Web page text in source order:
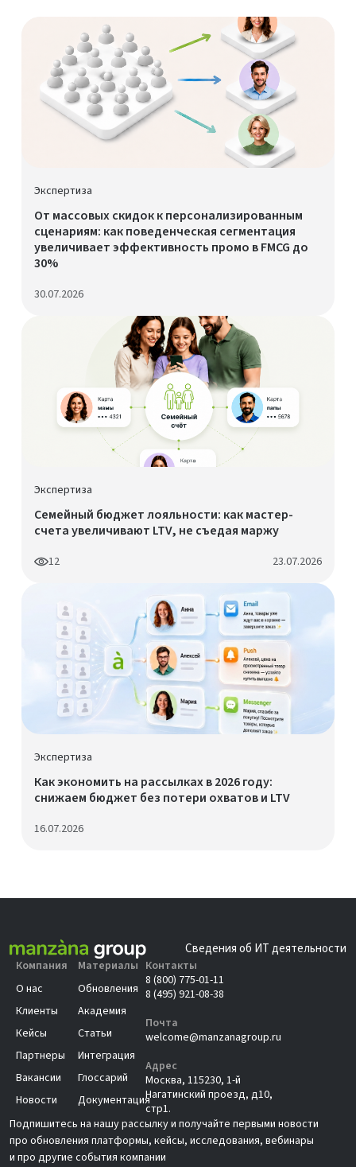
Экспертиза
От массовых скидок к персонализированным
сценариям: как поведенческая сегментация
увеличивает эффективность промо в FMCG до
30%
30.07.2026
Экспертиза
Семейный бюджет лояльности: как мастер-
счета увеличивают LTV, не съедая маржу
12 23.07.2026
Экспертиза
Как экономить на рассылках в 2026 году:
снижаем бюджет без потери охватов и LTV
16.07.2026
Сведения об ИТ деятельности
Компания
О нас
Клиенты
Кейсы
Партнеры
Вакансии
Новости
Материалы
Обновления
Академия
Статьи
Интеграция
Глоссарий
Документация
Контакты
8 (800) 775-01-11
8 (495) 921-08-38
Почта
welcome@manzanagroup.ru
Адрес
Москва, 115230, 1-й
Нагатинский проезд, д10,
стр1.
Подпишитесь на нашу рассылку и получайте первыми новости
про обновления платформы, кейсы, исследования, вебинары
и про другие события компании